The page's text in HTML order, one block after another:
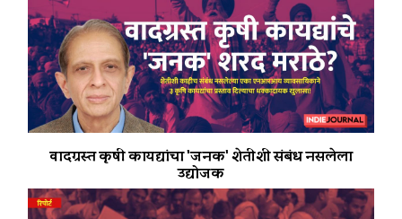
वादग्रस्त कृषी कायद्यांचा 'जनक' शेतीशी संबंध नसलेला
उद्योजक